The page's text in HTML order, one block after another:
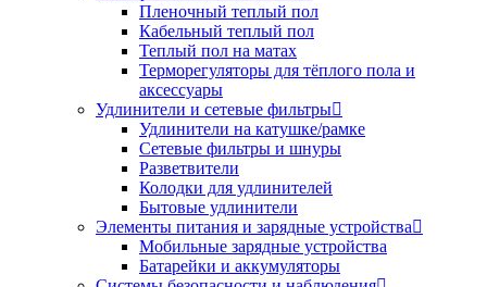
Пленочный теплый пол
Кабельный теплый пол
Теплый пол на матах
Терморегуляторы для тёплого пола и
аксессуары
Удлинители и сетевые фильтры
Удлинители на катушке/рамке
Сетевые фильтры и шнуры
Разветвители
Колодки для удлинителей
Бытовые удлинители
Элементы питания и зарядные устройства
Мобильные зарядные устройства
Батарейки и аккумуляторы